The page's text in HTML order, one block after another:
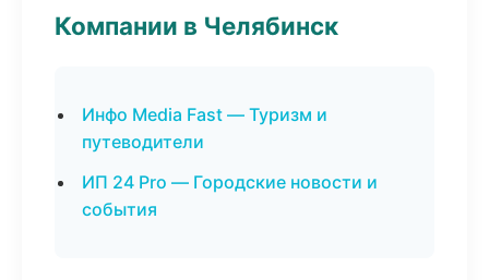
Компании в Челябинск
Инфо Media Fast — Туризм и
путеводители
ИП 24 Pro — Городские новости и
события